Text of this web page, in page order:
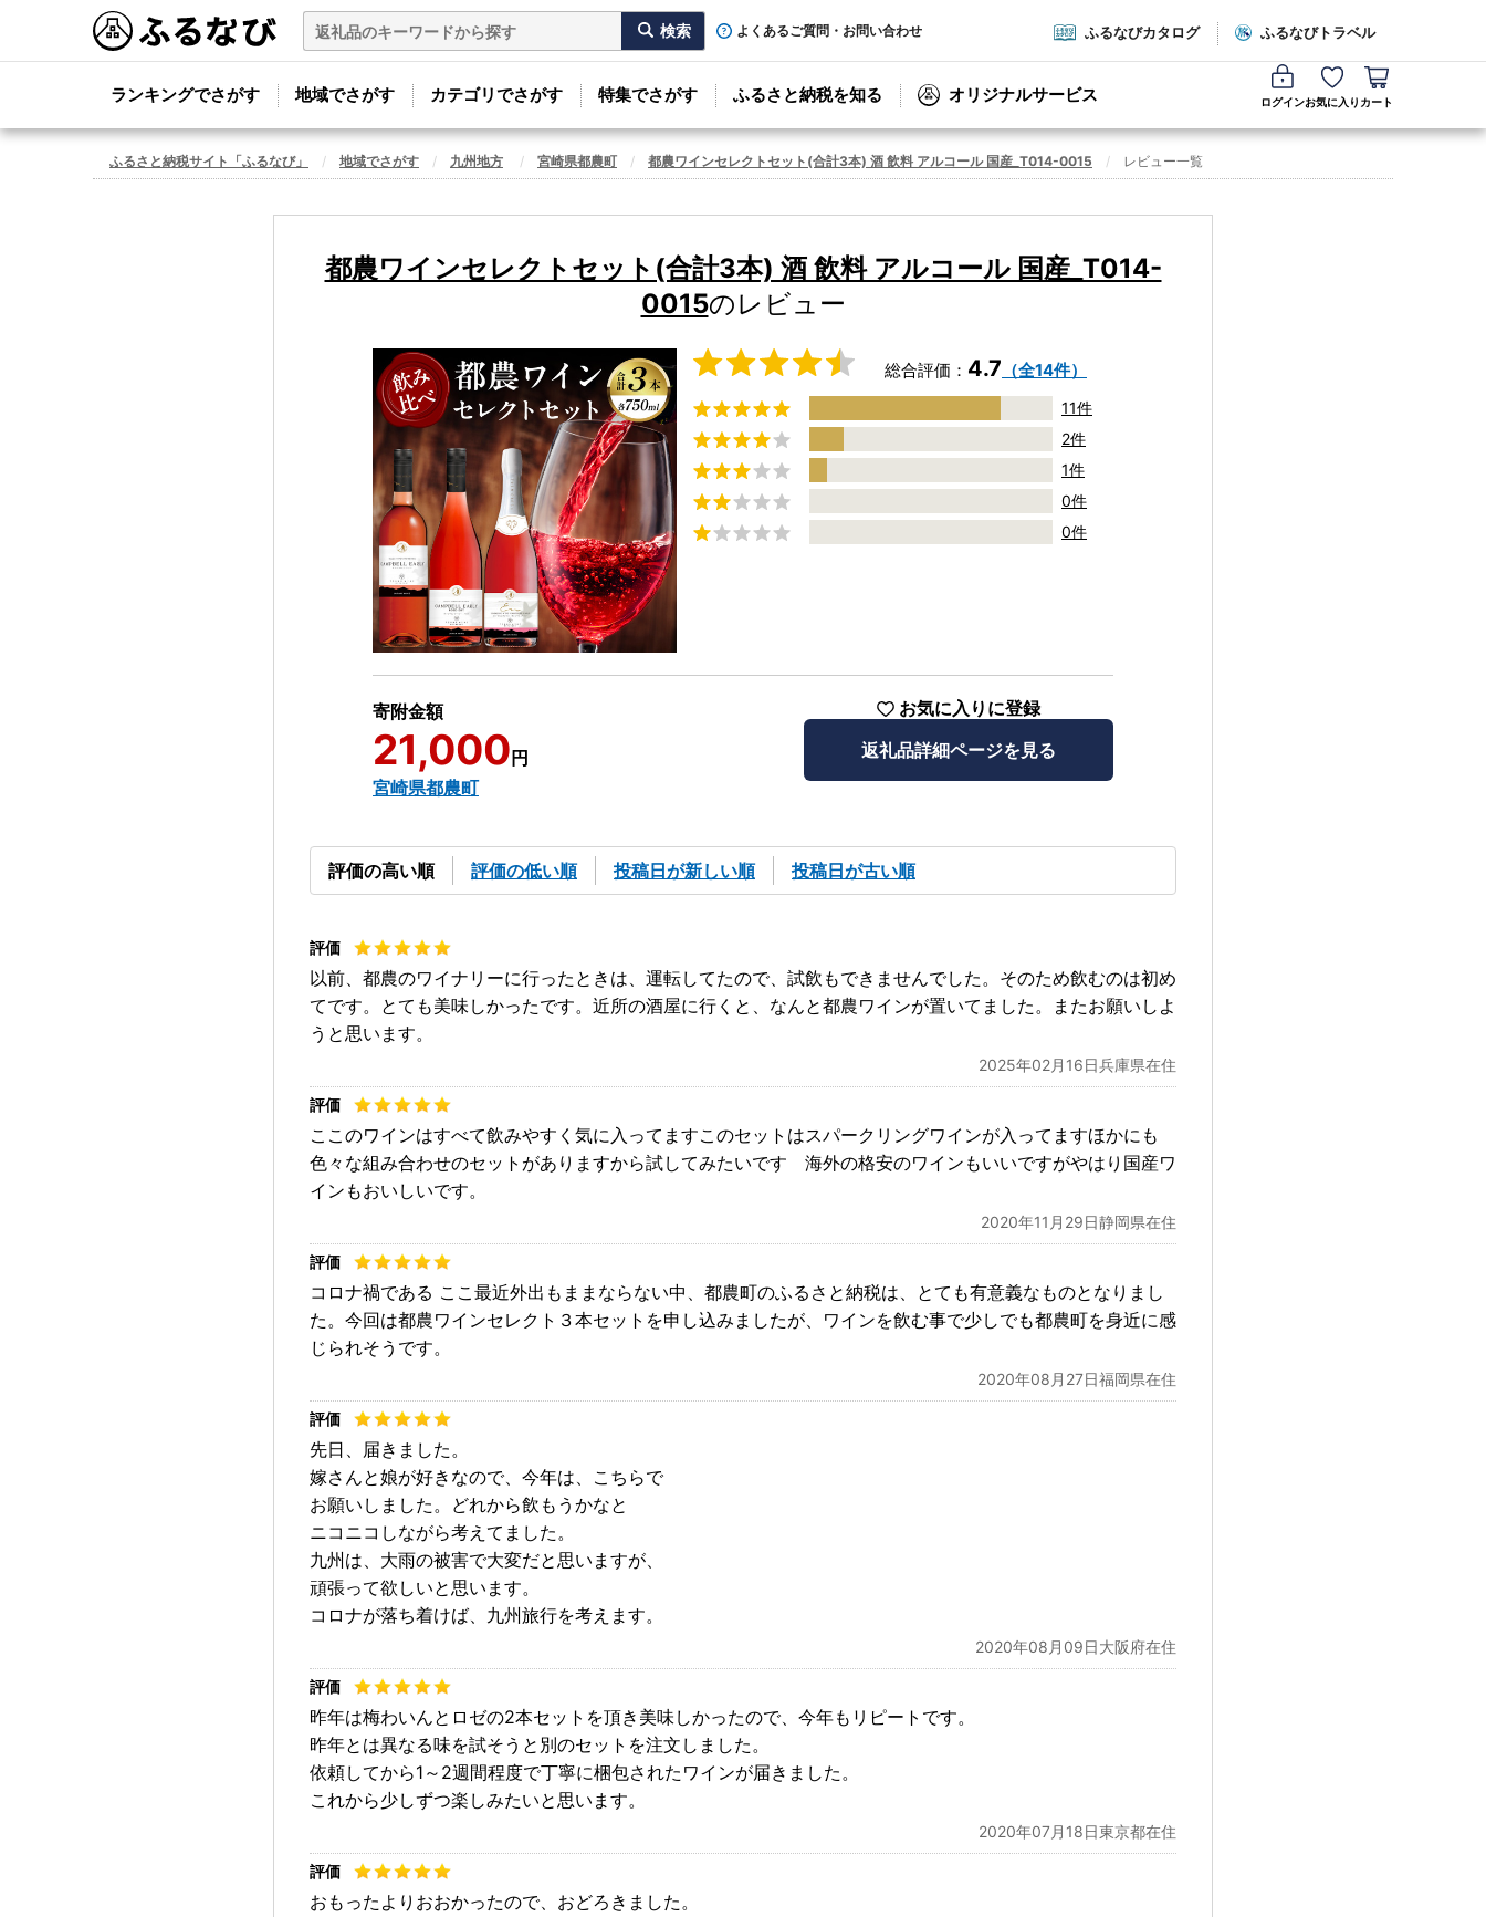
よくあるご質問・お問い合わせ ふるなびカタログ ふるなびトラベル
ランキングでさがす 地域でさがす カテゴリでさがす 特集でさがす ふるさと納税を知る オリジナルサービス ログインお気に入り カート
ふるさと納税サイト「ふるなび」 地域でさがす 九州地方 宮崎県都農町 都農ワインセレクトセット(合計3本) 酒 飲料 アルコール 国産_T014-0015 レビュー一覧
都農ワインセレクトセット(合計3本) 酒 飲料 アルコール 国産_T014-
0015のレビュー
総合評価： 4.7 （全14件）
11件
2件
1件
0件
0件
寄附金額
21,000 円
宮崎県都農町
お気に入りに登録
返礼品詳細ページを見る
評価の高い順 評価の低い順 投稿日が新しい順 投稿日が古い順
以前、都農のワイナリーに行ったときは、運転してたので、試飲もできませんでした。そのため飲むのは初め
てです。とても美味しかったです。近所の酒屋に行くと、なんと都農ワインが置いてました。またお願いしよ
うと思います。
2025年02月16日兵庫県在住
ここのワインはすべて飲みやすく気に入ってますこのセットはスパークリングワインが入ってますほかにも
色々な組み合わせのセットがありますから試してみたいです 海外の格安のワインもいいですがやはり国産ワ
インもおいしいです。
2020年11月29日静岡県在住
コロナ禍である ここ最近外出もままならない中、都農町のふるさと納税は、とても有意義なものとなりまし
た。今回は都農ワインセレクト３本セットを申し込みましたが、ワインを飲む事で少しでも都農町を身近に感
じられそうです。
2020年08月27日福岡県在住
先日、届きました。
嫁さんと娘が好きなので、今年は、こちらで
お願いしました。どれから飲もうかなと
ニコニコしながら考えてました。
九州は、大雨の被害で大変だと思いますが、
頑張って欲しいと思います。
コロナが落ち着けば、九州旅行を考えます。
2020年08月09日大阪府在住
昨年は梅わいんとロゼの2本セットを頂き美味しかったので、今年もリピートです。
昨年とは異なる味を試そうと別のセットを注文しました。
依頼してから1～2週間程度で丁寧に梱包されたワインが届きました。
これから少しずつ楽しみたいと思います。
2020年07月18日東京都在住
おもったよりおおかったので、おどろきました。